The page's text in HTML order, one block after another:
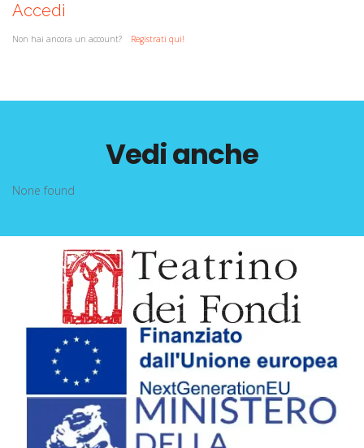
Accedi
Non hai ancora un account? Registrati qui!
Vedi anche
None found